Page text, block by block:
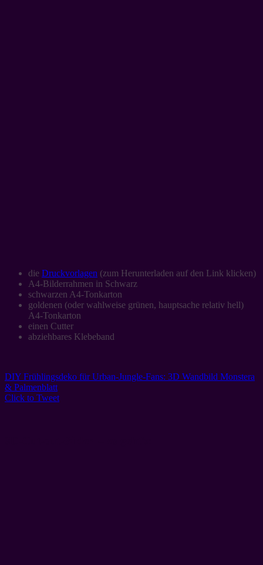
die Druckvorlagen (zum Herunterladen auf den Link klicken)
A4-Bilderrahmen in Schwarz
schwarzen A4-Tonkarton
goldenen (oder wahlweise grünen, hauptsache relativ hell)
A4-Tonkarton
einen Cutter
abziehbares Klebeband
DIY Frühlingsdeko für Urban-Jungle-Fans: 3D Wandbild Monstera
& Palmenblatt
Click to Tweet